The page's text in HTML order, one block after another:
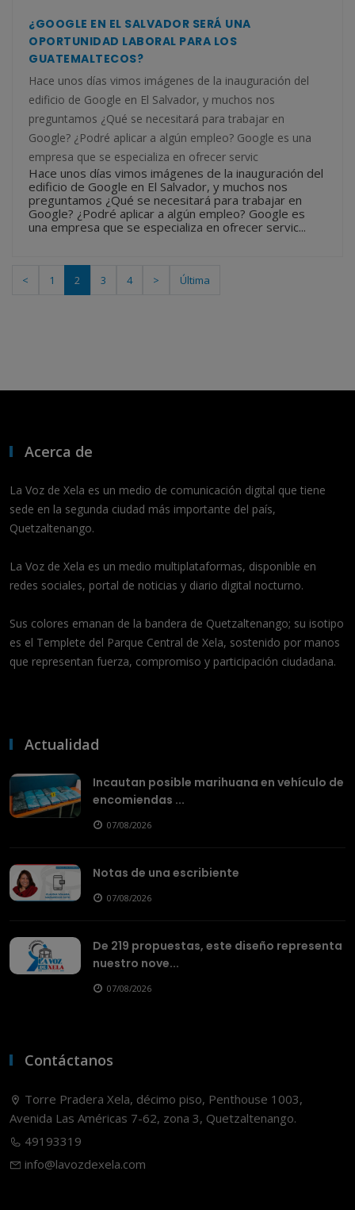
¿GOOGLE EN EL SALVADOR SERÁ UNA
OPORTUNIDAD LABORAL PARA LOS
GUATEMALTECOS?
Hace unos días vimos imágenes de la inauguración del
edificio de Google en El Salvador, y muchos nos
preguntamos ¿Qué se necesitará para trabajar en
Google? ¿Podré aplicar a algún empleo? Google es una
empresa que se especializa en ofrecer servic
Hace unos días vimos imágenes de la inauguración del
edificio de Google en El Salvador, y muchos nos
preguntamos ¿Qué se necesitará para trabajar en
Google? ¿Podré aplicar a algún empleo? Google es
una empresa que se especializa en ofrecer servic...
< 1 2 3 4 > Última
Acerca de
La Voz de Xela es un medio de comunicación digital que tiene
sede en la segunda ciudad más importante del país,
Quetzaltenango.
La Voz de Xela es un medio multiplataformas, disponible en
redes sociales, portal de noticias y diario digital nocturno.
Sus colores emanan de la bandera de Quetzaltenango; su isotipo
es el Templete del Parque Central de Xela, sostenido por manos
que representan fuerza, compromiso y participación ciudadana.
Actualidad
Incautan posible marihuana en vehículo de
encomiendas ...
07/08/2026
Notas de una escribiente
07/08/2026
De 219 propuestas, este diseño representa
nuestro nove...
07/08/2026
Contáctanos
Torre Pradera Xela, décimo piso, Penthouse 1003,
Avenida Las Américas 7-62, zona 3, Quetzaltenango.
49193319
info@lavozdexela.com